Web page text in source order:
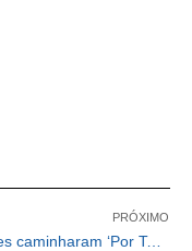
PRÓXIMO
Mulheres caminharam ‘Por Todas as Vidas’ em Cotia